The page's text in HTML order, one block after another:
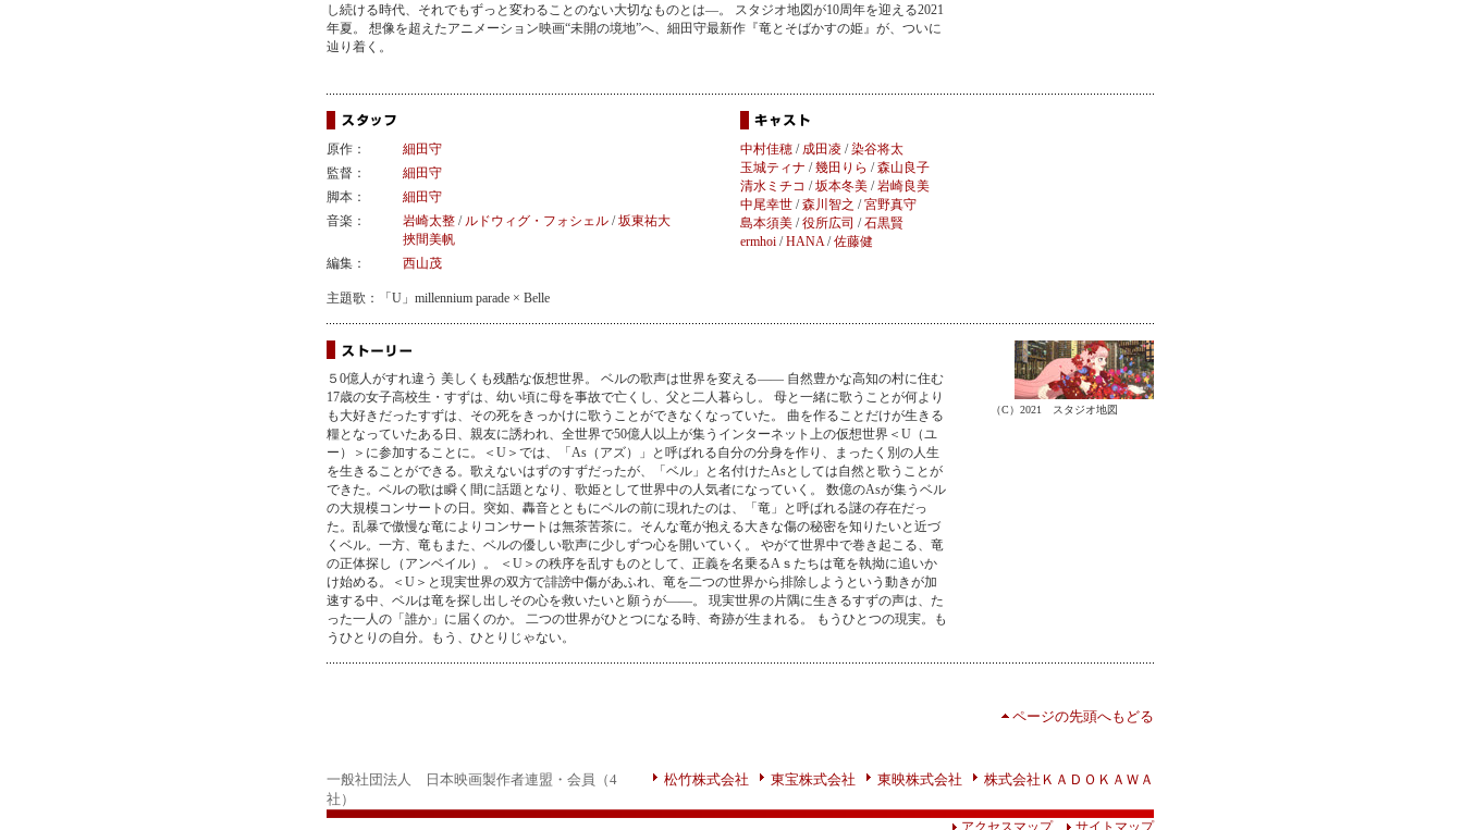
し続ける時代、それでもずっと変わることのない大切なものとは―。 スタジオ地図が10周年を迎える2021
年夏。 想像を超えたアニメーション映画“未開の境地”へ、細田守最新作『竜とそばかすの姫』が、ついに
辿り着く。
原作：
細田守
監督：
細田守
脚本：
細田守
音楽：
岩崎太整/ ルドウィグ・フォシェル/坂東祐大
挾間美帆
編集：
西山茂
中村佳穂/ 成田凌/染谷将太
玉城ティナ /幾田りら /森山良子
清水ミチコ /坂本冬美/岩崎良美
中尾幸世/森川智之 /宮野真守
島本須美/役所広司 /石黒賢
ermhoi/HANA/佐藤健
主題歌：「U」millennium parade × Belle
５0億人がすれ違う 美しくも残酷な仮想世界。 ベルの歌声は世界を変える―― 自然豊かな高知の村に住む
17歳の女子高校生・すずは、幼い頃に母を事故で亡くし、父と二人暮らし。 母と一緒に歌うことが何より
も大好きだったすずは、その死をきっかけに歌うことができなくなっていた。 曲を作ることだけが生きる
糧となっていたある日、親友に誘われ、全世界で50億人以上が集うインターネット上の仮想世界＜U（ユ
ー）＞に参加することに。＜U＞では、「As（アズ）」と呼ばれる自分の分身を作り、まったく別の人生
を生きることができる。歌えないはずのすずだったが、「ベル」と名付けたAsとしては自然と歌うことが
できた。ベルの歌は瞬く間に話題となり、歌姫として世界中の人気者になっていく。 数億のAsが集うベル
の大規模コンサートの日。突如、轟音とともにベルの前に現れたのは、「竜」と呼ばれる謎の存在だっ
た。乱暴で傲慢な竜によりコンサートは無茶苦茶に。そんな竜が抱える大きな傷の秘密を知りたいと近づ
くベル。一方、竜もまた、ベルの優しい歌声に少しずつ心を開いていく。 やがて世界中で巻き起こる、竜
の正体探し（アンベイル）。 ＜U＞の秩序を乱すものとして、正義を名乗るAｓたちは竜を執拗に追いか
け始める。＜U＞と現実世界の双方で誹謗中傷があふれ、竜を二つの世界から排除しようという動きが加
速する中、ベルは竜を探し出しその心を救いたいと願うが――。 現実世界の片隅に生きるすずの声は、た
った一人の「誰か」に届くのか。 二つの世界がひとつになる時、奇跡が生まれる。 もうひとつの現実。も
うひとりの自分。もう、ひとりじゃない。
（C）2021 スタジオ地図
ページの先頭へもどる
一般社団法人 日本映画製作者連盟・会員（4
社）
松竹株式会社 東宝株式会社 東映株式会社 株式会社ＫＡＤＯＫＡＷＡ
アクセスマップ サイトマップ